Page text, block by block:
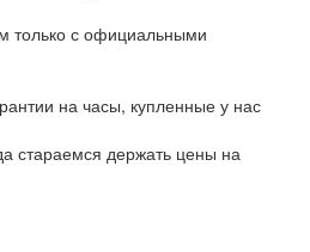
только с официальными
на часы, купленные у нас
стараемся держать цены на